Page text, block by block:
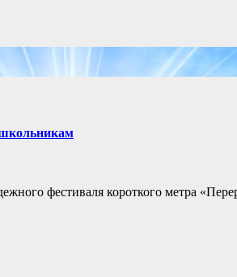
школьникам
фестиваля короткого метра